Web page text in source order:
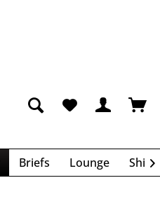
Briefs Lounge Shirts
